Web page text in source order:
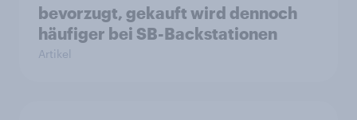
bevorzugt, gekauft wird dennoch
häufiger bei SB-Backstationen
Artikel